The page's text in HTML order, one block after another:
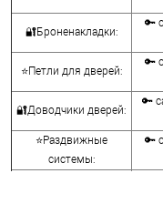
🔐Броненакладки:
🔑
⭐Петли для дверей:
🔑
🔐Доводчики дверей:
🔑
⭐Раздвижные
системы:
🔑